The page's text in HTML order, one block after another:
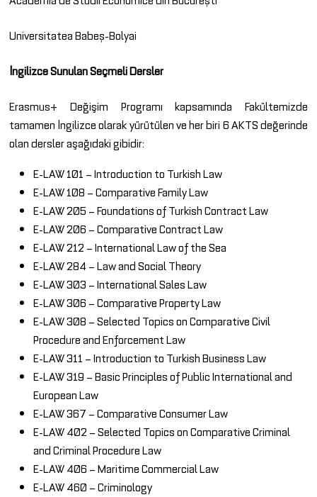
Universitatea Babeș-Bolyai
İngilizce Sunulan Seçmeli Dersler
Erasmus+ Değişim Programı kapsamında Fakültemizde
tamamen İngilizce olarak yürütülen ve her biri 6 AKTS değerinde
olan dersler aşağıdaki gibidir:
E-LAW 101 – Introduction to Turkish Law
E-LAW 108 – Comparative Family Law
E-LAW 205 – Foundations of Turkish Contract Law
E-LAW 206 – Comparative Contract Law
E-LAW 212 – International Law of the Sea
E-LAW 284 – Law and Social Theory
E-LAW 303 – International Sales Law
E-LAW 306 – Comparative Property Law
E-LAW 308 – Selected Topics on Comparative Civil
Procedure and Enforcement Law
E-LAW 311 – Introduction to Turkish Business Law
E-LAW 319 – Basic Principles of Public International and
European Law
E-LAW 367 – Comparative Consumer Law
E-LAW 402 – Selected Topics on Comparative Criminal
and Criminal Procedure Law
E-LAW 406 – Maritime Commercial Law
E-LAW 460 – Criminology